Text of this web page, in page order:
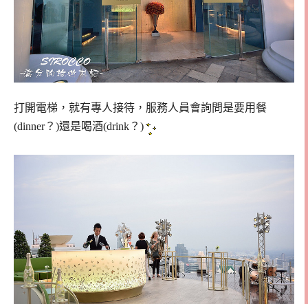
打開電梯，就有專人接待，服務人員會詢問是要用餐
(dinner？)還是喝酒(drink？)